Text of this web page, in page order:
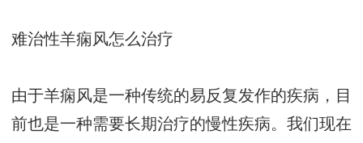
难治性羊痫风怎么治疗
由于羊痫风是一种传统的易反复发作的疾病，目
前也是一种需要长期治疗的慢性疾病。我们现在